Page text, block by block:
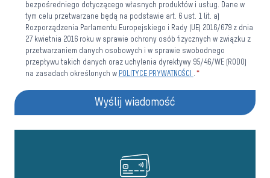
bezpośredniego dotyczącego własnych produktów i usług. Dane w
tym celu przetwarzane będą na podstawie art. 6 ust. 1 lit. a)
Rozporządzenia Parlamentu Europejskiego i Rady (UE) 2016/679 z dnia
27 kwietnia 2016 roku w sprawie ochrony osób fizycznych w związku z
przetwarzaniem danych osobowych i w sprawie swobodnego
przepływu takich danych oraz uchylenia dyrektywy 95/46/WE (RODO)
na zasadach określonych w POLITYCE PRYWATNOŚCI . *
Wyślij wiadomość